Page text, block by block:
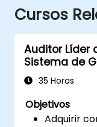
Cursos
Auditor Líder
Sistema de
Información
35 Horas
Objetivos
Adquirir